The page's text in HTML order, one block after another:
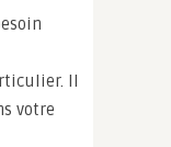
Il
votre